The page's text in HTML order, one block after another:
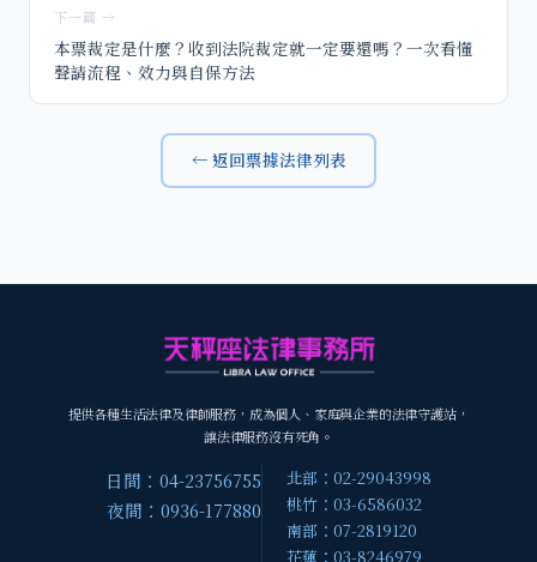
下一篇 →
本票裁定是什麼？收到法院裁定就一定要還嗎？一次看懂
聲請流程、效力與自保方法
← 返回票據法律列表
提供各種生活法律及律師服務，成為個人、家庭與企業的法律守護站，
讓法律服務沒有死角。
日間：04-23756755
夜間：0936-177880
北部：02-29043998
桃竹：03-6586032
南部：07-2819120
花蓮：03-8246979